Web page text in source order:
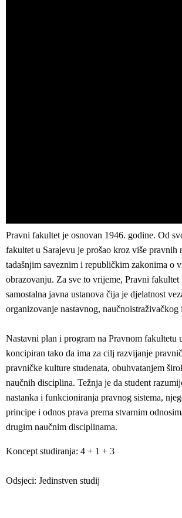
Pravni fakultet je osnovan 1946. godine. Od
fakultet u Sarajevu je prošao kroz više pravnih
tadašnjim saveznim i republičkim zakonima o
obrazovanju. Za sve to vrijeme, Pravni fakultet
samostalna javna ustanova čija je djelatnost
organizovanje nastavnog, naučnoistraživačkog
Nastavni plan i program na Pravnom fakultetu
koncipiran tako da ima za cilj razvijanje
pravničke kulture studenata, obuhvatanjem
naučnih disciplina. Težnja je da student
nastanka i funkcioniranja pravnog sistema,
principe i odnos prava prema stvarnim
drugim naučnim disciplinama.
Koncept studiranja: 4 + 1 + 3
Odsjeci: Jedinstven studij